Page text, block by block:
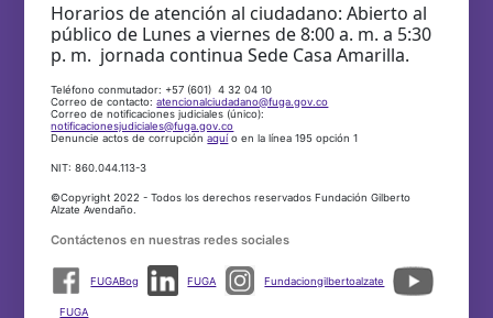
Horarios de atención al ciudadano: Abierto al
público de Lunes a viernes de 8:00 a. m. a 5:30
p. m. jornada continua Sede Casa Amarilla.
Teléfono conmutador: +57 (601) 4 32 04 10
Correo de contacto:atencionalciudadano@fuga.gov.co
Correo de notificaciones judiciales (único):
notificacionesjudiciales@fuga.gov.co
Denuncie actos de corrupciónaquío en la línea 195 opción 1
NIT: 860.044.113-3
©Copyright 2022 - Todos los derechos reservados Fundación Gilberto
Alzate Avendaño.
Contáctenos en nuestras redes sociales
FUGABog FUGA Fundaciongilbertoalzate
FUGA